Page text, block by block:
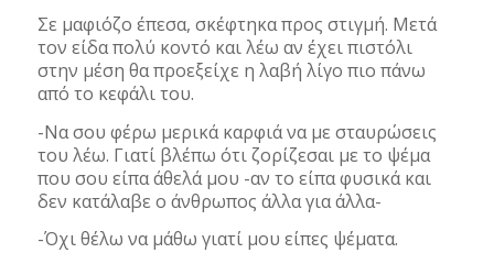
Σε μαφιόζο έπεσα, σκέφτηκα προς στιγμή. Μετά
τον είδα πολύ κοντό και λέω αν έχει πιστόλι
στην μέση θα προεξείχε η λαβή λίγο πιο πάνω
από το κεφάλι του.
-Να σου φέρω μερικά καρφιά να με σταυρώσεις
του λέω. Γιατί βλέπω ότι ζορίζεσαι με το ψέμα
που σου είπα άθελά μου -αν το είπα φυσικά και
δεν κατάλαβε ο άνθρωπος άλλα για άλλα-
-Όχι θέλω να μάθω γιατί μου είπες ψέματα.